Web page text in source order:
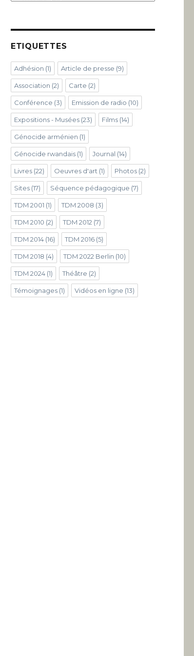
ETIQUETTES
Adhésion (1) Article de presse (9)
Association (2) Carte (2)
Conférence (3) Emission de radio (10)
Expositions - Musées(23) Films(14)
Génocide arménien (1)
Génocide rwandais(1) Journal (14)
Livres(22) Oeuvres d'art (1) Photos(2)
Sites(17) Séquence pédagogique (7)
TDM 2001 (1) TDM 2008 (3)
TDM 2010 (2) TDM 2012 (7)
TDM 2014(16) TDM 2016(5)
TDM 2018 (4) TDM 2022 Berlin (10)
TDM 2024(1) Théâtre (2)
Témoignages(1) Vidéos en ligne (13)